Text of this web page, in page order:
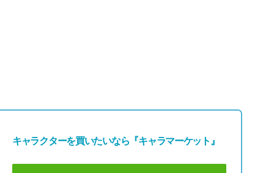
キャラクターを買いたいなら 『キャラマーケット』